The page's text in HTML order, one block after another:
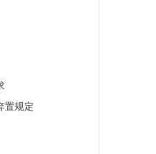
置规定